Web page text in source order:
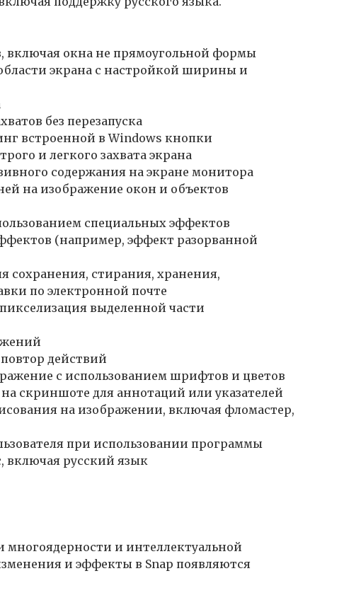
включая окна не прямоугольной формы
экрана с настройкой ширины и
без перезапуска
встроенной в Windows кнопки
и легкого захвата экрана
содержания на экране монитора
на изображение окон и объектов
специальных эффектов
(например, эффект разорванной
сохранения, стирания, хранения,
по электронной почте
выделенной части
действий
с использованием шрифтов и цветов
скриншоте для аннотаций или указателей
на изображении, включая фломастер,
при использовании программы
русский язык
многоядерности и интеллектуальной
и эффекты в Snap появляются